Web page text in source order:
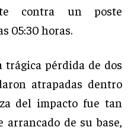
contra un poste
05:30 horas.
pérdida de dos
atrapadas dentro
del impacto fue tan
arrancado de su base,